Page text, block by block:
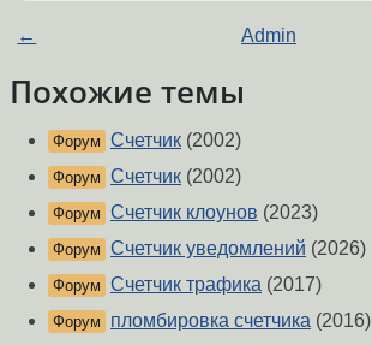
← Admin
Похожие темы
Форум Счетчик (2002)
Форум Счетчик (2002)
Форум Счетчик клоунов (2023)
Форум Счетчик уведомлений (2026)
Форум Счетчик трафика (2017)
Форум пломбировка счетчика (2016)